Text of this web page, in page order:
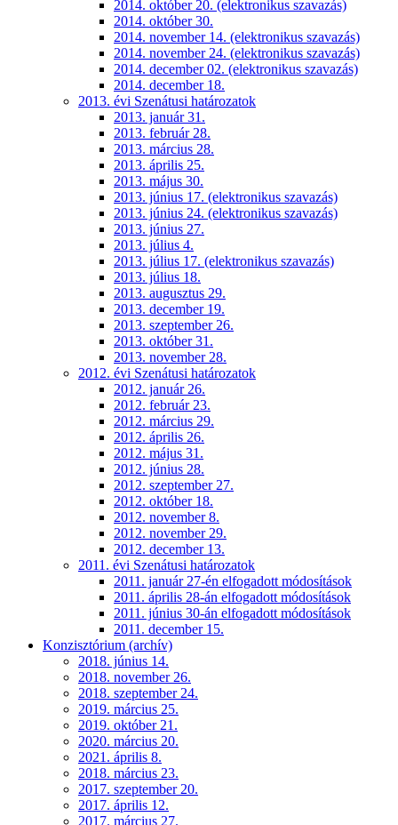
2014. október 20. (elektronikus szavazás)
2014. október 30.
2014. november 14. (elektronikus szavazás)
2014. november 24. (elektronikus szavazás)
2014. december 02. (elektronikus szavazás)
2014. december 18.
2013. évi Szenátusi határozatok
2013. január 31.
2013. február 28.
2013. március 28.
2013. április 25.
2013. május 30.
2013. június 17. (elektronikus szavazás)
2013. június 24. (elektronikus szavazás)
2013. június 27.
2013. július 4.
2013. július 17. (elektronikus szavazás)
2013. július 18.
2013. augusztus 29.
2013. december 19.
2013. szeptember 26.
2013. október 31.
2013. november 28.
2012. évi Szenátusi határozatok
2012. január 26.
2012. február 23.
2012. március 29.
2012. április 26.
2012. május 31.
2012. június 28.
2012. szeptember 27.
2012. október 18.
2012. november 8.
2012. november 29.
2012. december 13.
2011. évi Szenátusi határozatok
2011. január 27-én elfogadott módosítások
2011. április 28-án elfogadott módosítások
2011. június 30-án elfogadott módosítások
2011. december 15.
Konzisztórium (archív)
2018. június 14.
2018. november 26.
2018. szeptember 24.
2019. március 25.
2019. október 21.
2020. március 20.
2021. április 8.
2018. március 23.
2017. szeptember 20.
2017. április 12.
2017. március 27.